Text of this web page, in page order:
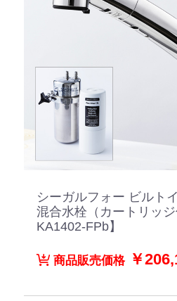
シーガルフォー ビルト
混合水栓（カートリッ
KA1402-FPb】
商品販売価格￥